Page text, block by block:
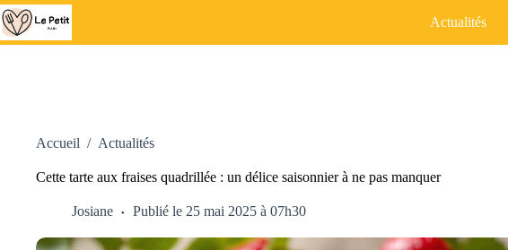
Passer
au
contenu
Actualités
Accueil / Actualités
Cette tarte aux fraises quadrillée : un délice saisonnier à ne pas manquer
Josiane Publié le 25 mai 2025 à 07h30